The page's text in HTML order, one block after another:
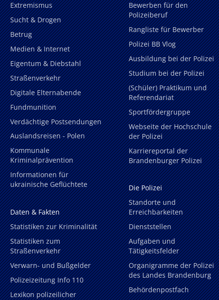
Extremismus
Sucht & Drogen
Betrug
Medien & Internet
Eigentum & Diebstahl
Straßenverkehr
Digitale Elternabende
Fundmunition
Verdächtige Postsendungen
Auslandsreisen - Polen
Kommunale
Kriminalprävention
Informationen für
ukrainische Geflüchtete
Daten & Fakten
Statistiken zur Kriminalität
Statistiken zum
Straßenverkehr
Verwarn- und Bußgelder
Polizeizeitung Info 110
Lexikon polizeilicher
Bewerben für den
Polizeiberuf
Rangliste für Bewerber
Polizei BB Vlog
Ausbildung bei der Polizei
Studium bei der Polizei
(Schüler) Praktikum und
Referendariat
Sportfördergruppe
Webseite der Hochschule
der Polizei
Karriereportal der
Brandenburger Polizei
Die Polizei
Standorte und
Erreichbarkeiten
Dienststellen
Aufgaben und
Tätigkeitsfelder
Organigramme der Polizei
des Landes Brandenburg
Behördenpostfach